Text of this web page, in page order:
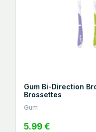
Gum Bi-Direction
Brossettes
Gum
5.99 €